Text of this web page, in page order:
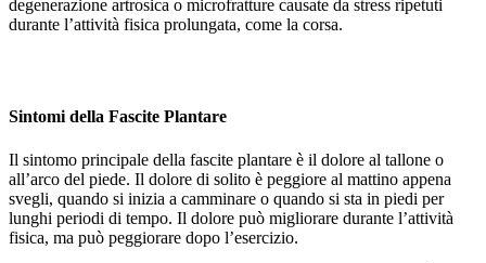
degenerazione artrosica o microfratture causate da stress ripetuti
durante l’attività fisica prolungata, come la corsa.
Sintomi della Fascite Plantare
Il sintomo principale della fascite plantare è il dolore al tallone o
all’arco del piede. Il dolore di solito è peggiore al mattino appena
svegli, quando si inizia a camminare o quando si sta in piedi per
lunghi periodi di tempo. Il dolore può migliorare durante l’attività
fisica, ma può peggiorare dopo l’esercizio.